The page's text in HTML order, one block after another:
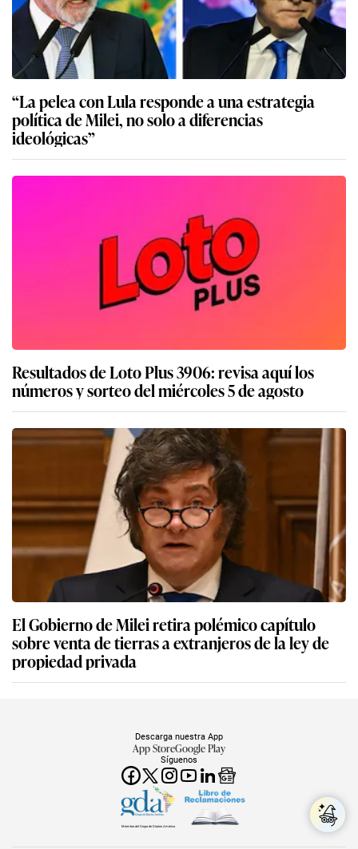
“La pelea con Lula responde a una estrategia
política de Milei, no solo a diferencias
ideológicas”
Resultados de Loto Plus 3906: revisa aquí los
números y sorteo del miércoles 5 de agosto
El Gobierno de Milei retira polémico capítulo
sobre venta de tierras a extranjeros de la ley de
propiedad privada
Síguenos
Descarga nuestra App
App StoreGoogle Play
Miembro del Grupo de Diarios América